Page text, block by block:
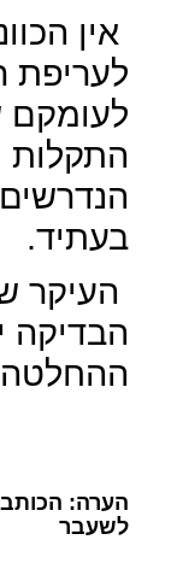
אין
לעריפת
התקלות
בעתיד.
העיקר
הבדיקה
הערה: הכותב
לשעבר